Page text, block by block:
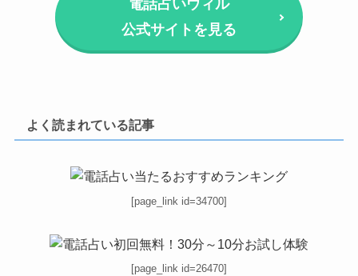
電話占いウィル
公式サイトを見る
よく読まれている記事
[page_link id=34700]
[page_link id=26470]